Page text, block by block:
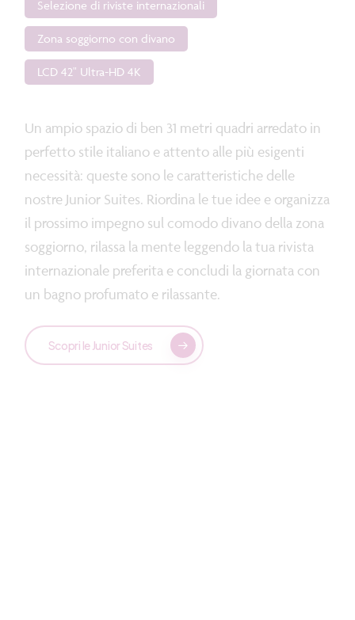
Selezione di riviste internazionali
Zona soggiorno con divano
LCD 42" Ultra-HD 4K
Un ampio spazio di ben 31 metri quadri arredato in
perfetto stile italiano e attento alle più esigenti
necessità: queste sono le caratteristiche delle
nostre Junior Suites. Riordina le tue idee e organizza
il prossimo impegno sul comodo divano della zona
soggiorno, rilassa la mente leggendo la tua rivista
internazionale preferita e concludi la giornata con
un bagno profumato e rilassante.
Scopri le Junior Suites